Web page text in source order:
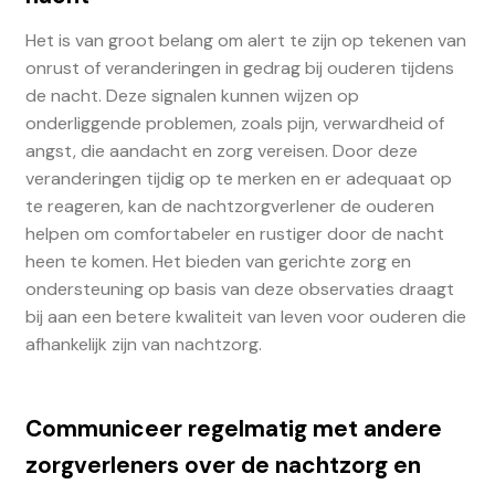
Het is van groot belang om alert te zijn op tekenen van
onrust of veranderingen in gedrag bij ouderen tijdens
de nacht. Deze signalen kunnen wijzen op
onderliggende problemen, zoals pijn, verwardheid of
angst, die aandacht en zorg vereisen. Door deze
veranderingen tijdig op te merken en er adequaat op
te reageren, kan de nachtzorgverlener de ouderen
helpen om comfortabeler en rustiger door de nacht
heen te komen. Het bieden van gerichte zorg en
ondersteuning op basis van deze observaties draagt
bij aan een betere kwaliteit van leven voor ouderen die
afhankelijk zijn van nachtzorg.
Communiceer regelmatig met andere
zorgverleners over de nachtzorg en